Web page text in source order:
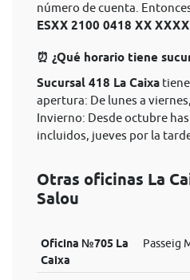
número de cuenta.
ESXX 2100 0418 XX
⏰ ¿Qué horario tiene
Sucursal 418 La Caixa
apertura: De lunes a viernes,
Invierno: Desde octubre
incluidos, jueves por la
Otras oficinas La
Salou
Oficina №705 La
Caixa
Passeig